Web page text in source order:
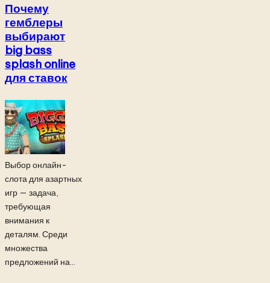
Почему
гемблеры
выбирают
big bass
splash online
для ставок
Выбор онлайн-
слота для азартных
игр — задача,
требующая
внимания к
деталям. Среди
множества
предложений на...